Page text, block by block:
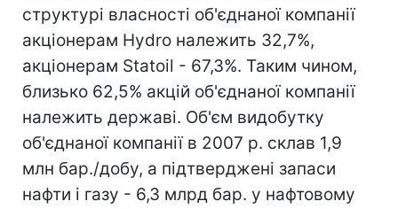
структурі власності об'єднаної компанії
акціонерам Hydro належить 32,7%,
акціонерам Statoil - 67,3%. Таким чином,
близько 62,5% акцій об'єднаної компанії
належить державі. Об'єм видобутку
об'єднаної компанії в 2007 р. склав 1,9
млн бар./добу, а підтверджені запаси
нафти і газу - 6,3 млрд бар. у нафтовому